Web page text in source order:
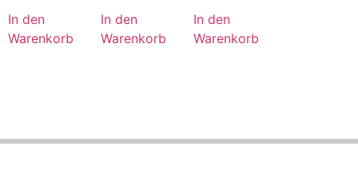
In den
Warenkorb
In den
Warenkorb
In den
Warenkorb